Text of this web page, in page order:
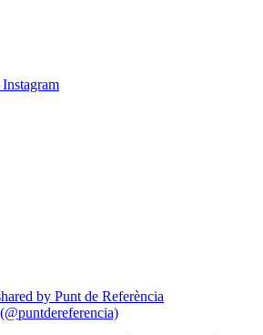
by Punt de Referència
(@puntdereferencia)